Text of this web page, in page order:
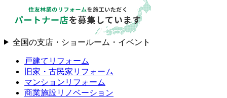
全国の支店・ショールーム・イベント
戸建てリフォーム
旧家・古民家リフォーム
マンションリフォーム
商業施設リノベーション